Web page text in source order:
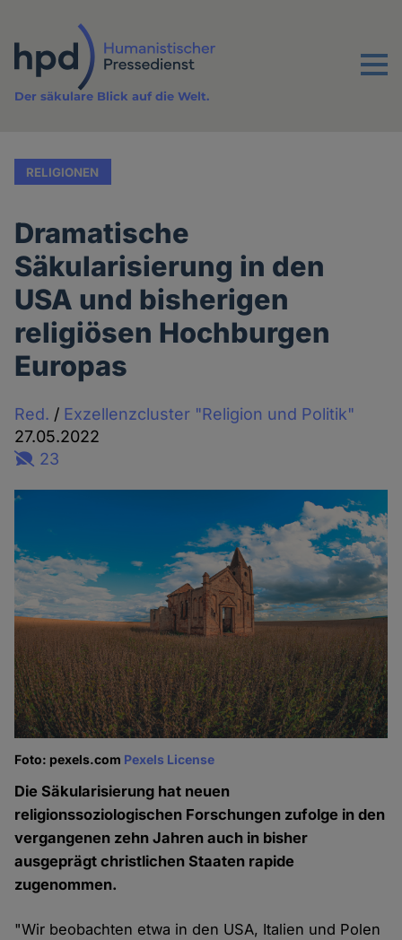
Inhalt
Menu
Der säkulare Blick auf die Welt.
RELIGIONEN
Dramatische
Säkularisierung in den
USA und bisherigen
religiösen Hochburgen
Europas
Red. / Exzellenzcluster "Religion und Politik"
27.05.2022
23
Foto: pexels.com Pexels License
Die Säkularisierung hat neuen
religionssoziologischen Forschungen zufolge in den
vergangenen zehn Jahren auch in bisher
ausgeprägt christlichen Staaten rapide
zugenommen.
"Wir beobachten etwa in den USA, Italien und Polen